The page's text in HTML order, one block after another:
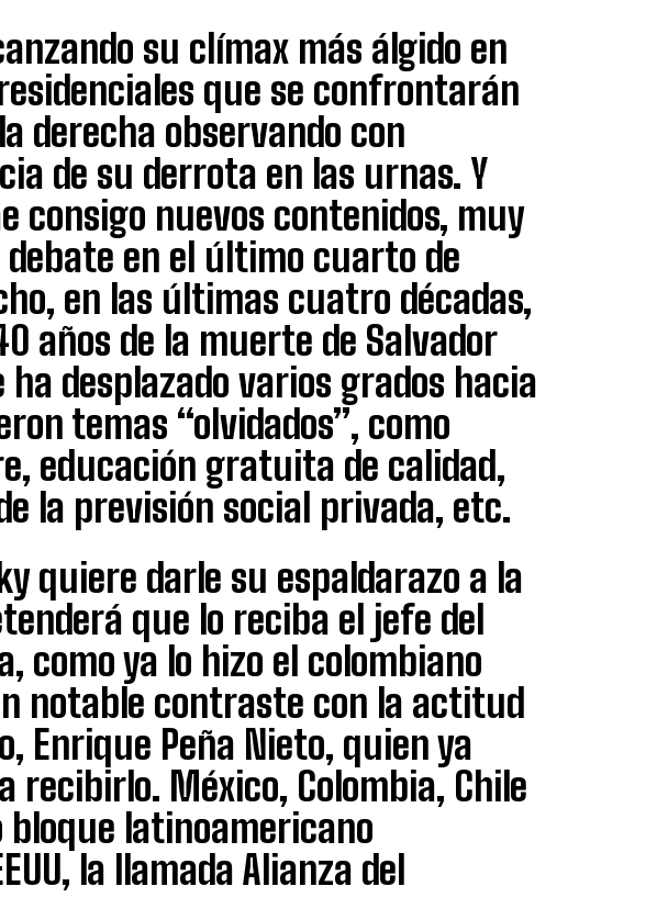
su clímax más álgido en
que se confrontarán
derecha observando con
de su derrota en las urnas. Y
consigo nuevos contenidos, muy
en el último cuarto de
en las últimas cuatro décadas,
años de la muerte de Salvador
desplazado varios grados hacia
temas “olvidados”, como
educación gratuita de calidad,
la previsión social privada, etc.
quiere darle su espaldarazo a la
que lo reciba el jefe del
como ya lo hizo el colombiano
notable contraste con la actitud
Enrique Peña Nieto, quien ya
recibirlo. México, Colombia, Chile
latinoamericano
la llamada Alianza del